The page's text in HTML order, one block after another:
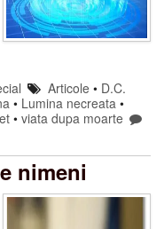
Articole• D.C.
• Lumina necreata •
• viata dupa moarte
nimeni